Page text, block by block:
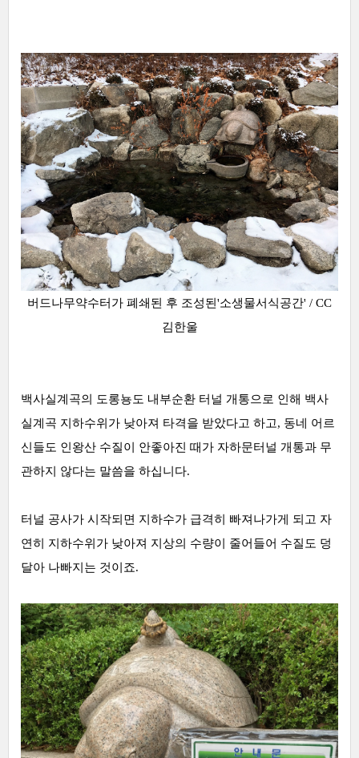
버드나무약수터가 폐쇄된 후 조성된'소생물서식공간' / CC
김한울
백사실계곡의 도롱뇽도 내부순환 터널 개통으로 인해 백사
실계곡 지하수위가 낮아져 타격을 받았다고 하고, 동네 어르
신들도 인왕산 수질이 안좋아진 때가 자하문터널 개통과 무
관하지 않다는 말씀을 하십니다.
터널 공사가 시작되면 지하수가 급격히 빠져나가게 되고 자
연히 지하수위가 낮아져 지상의 수량이 줄어들어 수질도 덩
달아 나빠지는 것이죠.